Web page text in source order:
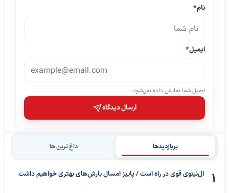
نام*
ایمیل*
ایمیل شما نمایش داده نمی‌شود.
ارسال دیدگاه
پربازدیدها داغ ترین ها
ال‌نینوی قوی در راه است / پاییز امسال بارش‌های بهتری خواهیم داشت